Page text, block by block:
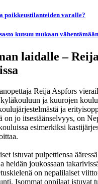
poikkeustilanteiden varalle?
kutsuu mukaan
laidalle –
Reija Aspfors
ja kuurojen
ja
jo itsestäänselvyys, on
esimerkiksi
on nepalilaiset
Isommat oppilaat istuvat